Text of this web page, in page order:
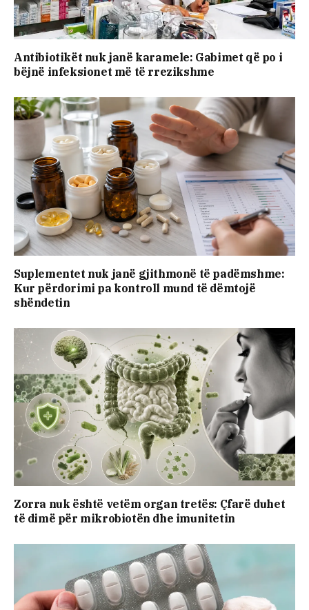
Antibiotikët nuk janë karamele: Gabimet që po i
bëjnë infeksionet më të rrezikshme
Suplementet nuk janë gjithmonë të padëmshme:
Kur përdorimi pa kontroll mund të dëmtojë
shëndetin
Zorra nuk është vetëm organ tretës: Çfarë duhet
të dimë për mikrobiotën dhe imunitetin